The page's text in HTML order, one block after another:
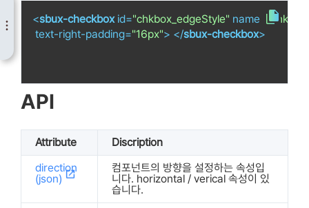
<sbux-checkbox id="chkbox_edgeStyle" name
text-right-padding="16px"> </sbux-checkbox>
API
Attribute
Discription
direction
(json)
컴포넌트의 방향을 설정하는 속성입
니다. horizontal / verical 속성이 있
습니다.